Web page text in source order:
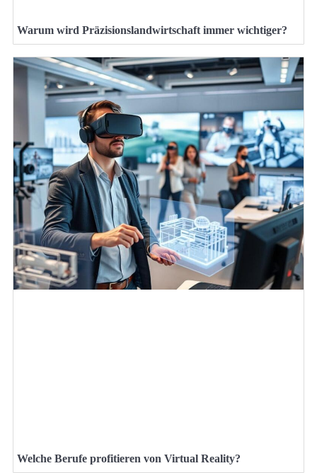
Warum wird Präzisionslandwirtschaft immer wichtiger?
Welche Berufe profitieren von Virtual Reality?